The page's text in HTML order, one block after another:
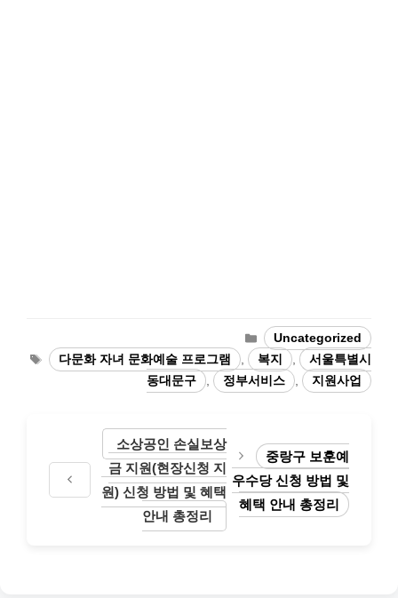
Categories
Uncategorized
Tags다문화 자녀 문화예술 프로그램 , 복지 ,
서울특별시
동대문구
, 정부서비스 , 지원사업
소상공인 손실보상
금 지원(현장신청 지
원) 신청 방법 및 혜택
안내 총정리
중랑구 보훈예
우수당 신청 방법 및
혜택 안내 총정리